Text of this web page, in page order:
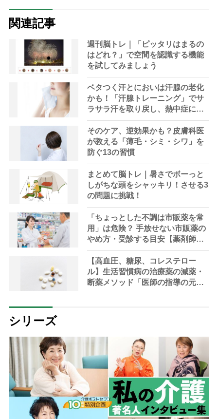
関連記事
週刊脳トレ｜「ピッタリはまるの
はどれ？」で空間を認識する機能
を試してみましょう
ベタつく汗とにおいは汗腺の老化
かも！「汗腺トレーニング」でサ
ラサラ汗を取り戻し、熱中症に負
けない体へ
そのケア、逆効果かも？皮膚科医
が教える「薄毛・シミ・シワ」を
防ぐ13の習慣
まとめて脳トレ｜暑さでボーっと
しがちな頭をシャッキリ！させる3
の問題に挑戦！
「ちょっとした不調は市販薬を常
用」は危険？ 手放せない市販薬の
やめ方・受診する目安【薬剤師解
説】
【高血圧、糖尿、コレステロー
ル】生活習慣病の治療薬の減薬・
断薬メソッド「医師の指導の元、
シリーズ